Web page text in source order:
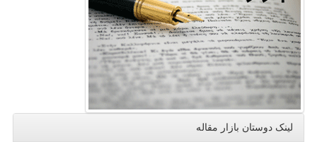
لینک دوستان بازار مقاله